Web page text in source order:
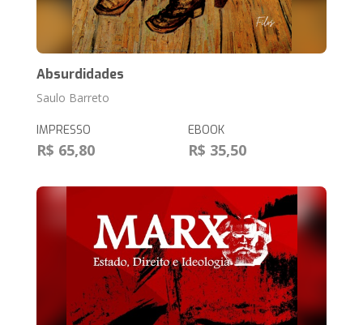
Absurdidades
Saulo Barreto
IMPRESSO
R$ 65,80
EBOOK
R$ 35,50